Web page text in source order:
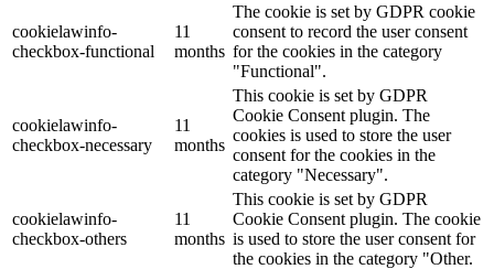
cookielawinfo-
checkbox-functional
11
months
The cookie is set by GDPR cookie
consent to record the user consent
for the cookies in the category
"Functional".
cookielawinfo-
checkbox-necessary
11
months
This cookie is set by GDPR
Cookie Consent plugin. The
cookies is used to store the user
consent for the cookies in the
category "Necessary".
cookielawinfo-
checkbox-others
11
months
This cookie is set by GDPR
Cookie Consent plugin. The cookie
is used to store the user consent for
the cookies in the category "Other.